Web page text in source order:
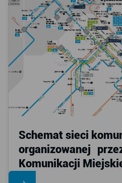
Schemat sieci
organizowanej
Komunikacji